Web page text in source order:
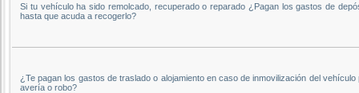
Si tu vehículo ha sido remolcado, recuperado o reparado ¿Pagan los gastos de
hasta que acuda a recogerlo?
¿Te pagan los gastos de traslado o alojamiento en caso de inmovilización del vehículo
avería o robo?